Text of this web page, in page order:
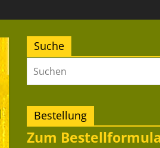
Suche
Bestellung
Zum